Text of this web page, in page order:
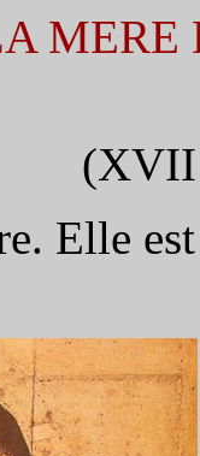
(XVII
Elle